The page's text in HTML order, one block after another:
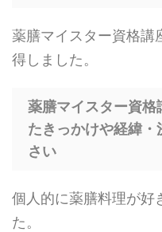
薬膳マイスター資格講
得しました。
薬膳マイスター資格
たきっかけや経緯
さい
個人的に薬膳料理が好
た。